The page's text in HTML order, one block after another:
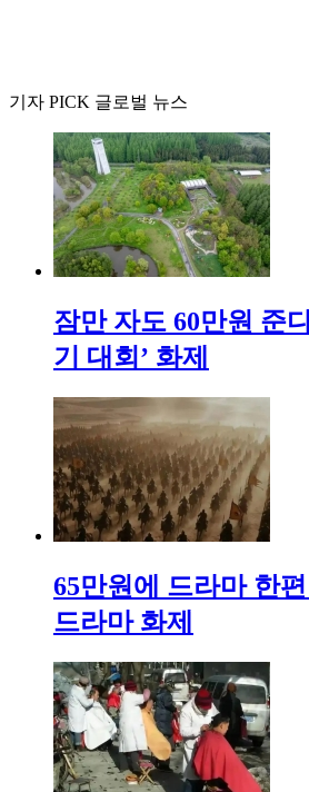
기자 PICK 글로벌 뉴스
잠만 자도 60만원 준
기 대회’ 화제
65만원에 드라마 한
드라마 화제